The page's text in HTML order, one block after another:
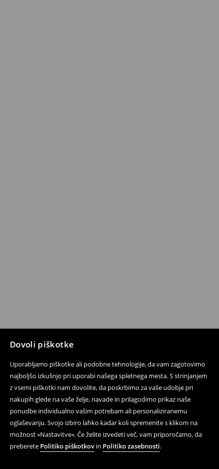
Dovoli piškotke
Uporabljamo piškotke ali podobne tehnologije, da vam zagotovimo
najboljšo izkušnjo pri uporabi našega spletnega mesta. S strinjanjem
z vsemi piškotki nam dovolite, da poskrbimo za vaše udobje pri
nakupih glede na vaše želje, navade in prilagodimo prikaz naše
ponudbe individualno vašim potrebam ali personaliziranemu
oglaševanju. Svojo izbiro lahko kadar koli spremenite s klikom na
možnost »Nastavitve«. Če želite izvedeti več, vam priporočamo, da
preberete Politiko piškotkov in Politiko zasebnosti.